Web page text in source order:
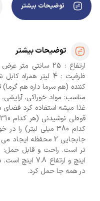
توضیحات بیشتر
توضیحات بیشتر
ظرفیت : 4 لیتر
کننده (هم سرما داره هم
مناسب: مواد خوراکی،
کدام 380 میلی لیتر)
جابجایی 2 محفظه
اینچ و ارتفاع
در همه جا حمل کرد.